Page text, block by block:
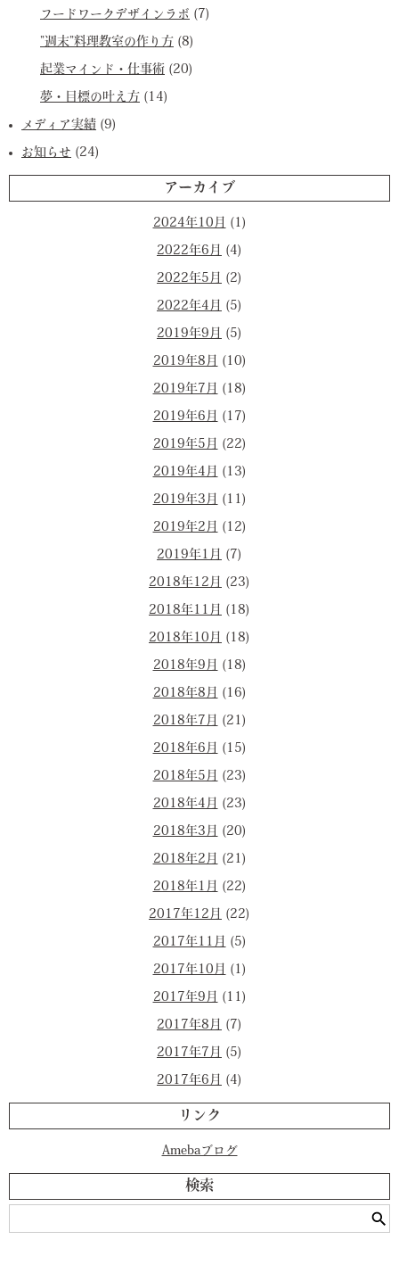
フードワークデザインラボ (7)
”週末”料理教室の作り方 (8)
起業マインド・仕事術 (20)
夢・目標の叶え方 (14)
メディア実績 (9)
お知らせ (24)
アーカイブ
2024年10月 (1)
2022年6月 (4)
2022年5月 (2)
2022年4月 (5)
2019年9月 (5)
2019年8月 (10)
2019年7月 (18)
2019年6月 (17)
2019年5月 (22)
2019年4月 (13)
2019年3月 (11)
2019年2月 (12)
2019年1月 (7)
2018年12月 (23)
2018年11月 (18)
2018年10月 (18)
2018年9月 (18)
2018年8月 (16)
2018年7月 (21)
2018年6月 (15)
2018年5月 (23)
2018年4月 (23)
2018年3月 (20)
2018年2月 (21)
2018年1月 (22)
2017年12月 (22)
2017年11月 (5)
2017年10月 (1)
2017年9月 (11)
2017年8月 (7)
2017年7月 (5)
2017年6月 (4)
リンク
Amebaブログ
検索